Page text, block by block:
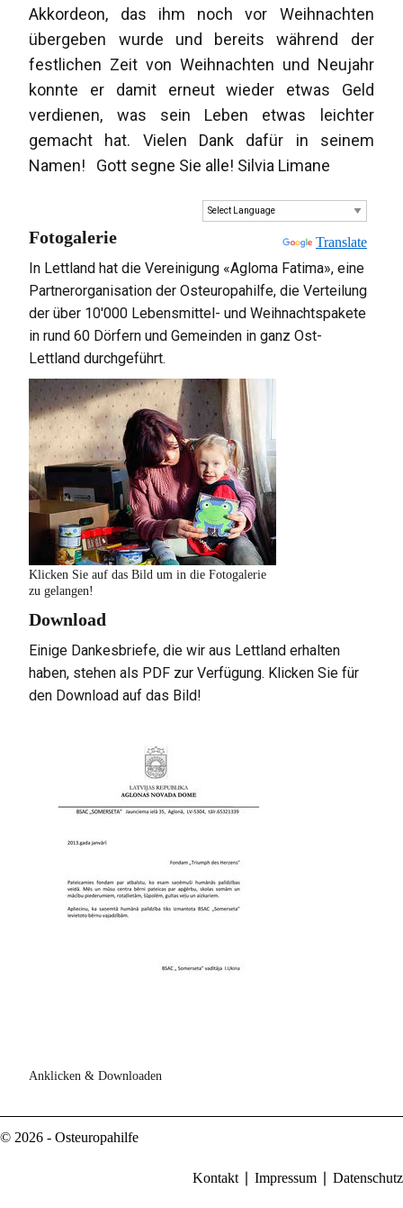
Akkordeon, das ihm noch vor Weihnachten
übergeben wurde und bereits während der
festlichen Zeit von Weihnachten und Neujahr
konnte er damit erneut wieder etwas Geld
verdienen, was sein Leben etwas leichter
gemacht hat. Vielen Dank dafür in seinem
Namen! Gott segne Sie alle! Silvia Limane
Translate
Fotogalerie
In Lettland hat die Vereinigung «Agloma Fatima», eine
Partnerorganisation der Osteuropahilfe, die Verteilung
der über 10'000 Lebensmittel- und Weihnachtspakete
in rund 60 Dörfern und Gemeinden in ganz Ost-
Lettland durchgeführt.
Klicken Sie auf das Bild um in die Fotogalerie
zu gelangen!
Download
Einige Dankesbriefe, die wir aus Lettland erhalten
haben, stehen als PDF zur Verfügung. Klicken Sie für
den Download auf das Bild!
Anklicken & Downloaden
© 2026 - Osteuropahilfe
Kontakt Impressum Datenschutz